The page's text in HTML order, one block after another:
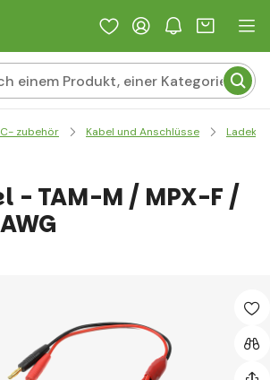
zubehör Kabel und Anschlüsse
- TAM-M / MPX-F /